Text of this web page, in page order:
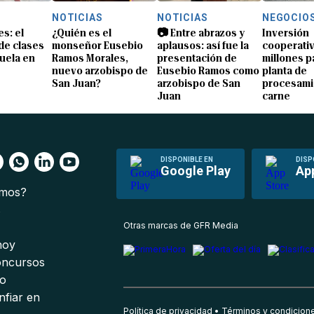
el
clases
en
NOTICIAS
¿Quién es el
monseñor Eusebio
Ramos Morales,
nuevo arzobispo de
San Juan?
NOTICIAS
📷 Entre abrazos y
aplausos: así fue la
presentación de
Eusebio Ramos como
arzobispo de San
Juan
Inversión
millones
planta de
carne
DISPONIBLE EN
Google Play
en
Otras marcas de GFR Media
Política de privacidad Términos y